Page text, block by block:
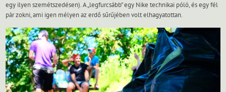
egy ilyen szemétszedésen). A „legfurcsább” egy Nike technikai póló, és egy fél
pár zokni, ami igen mélyen az erdő sűrűjében volt elhagyatottan.